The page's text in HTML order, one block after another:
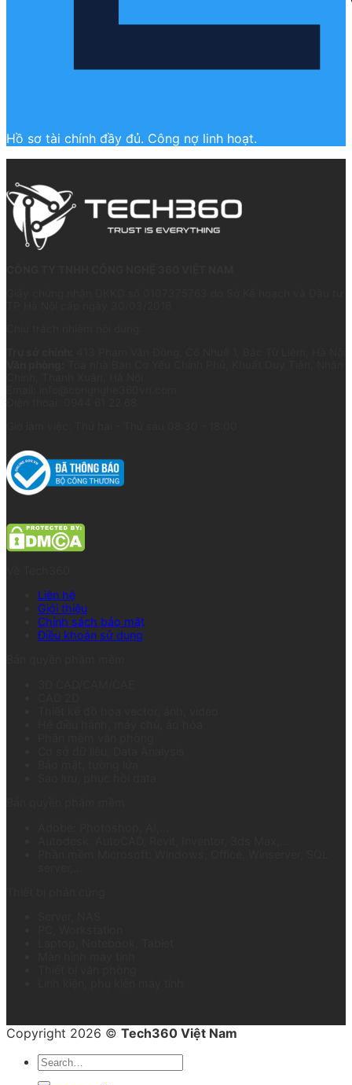
Hồ sơ tài chính đầy đủ. Công nợ linh hoạt.
Liên hệ
Giới thiệu
Chính sách bảo mật
Điều khoản sử dụng
Copyright 2026 © Tech360 Việt Nam